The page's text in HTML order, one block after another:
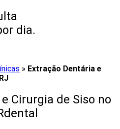
dia.
» Extração Dentária e
Cirurgia de Siso no